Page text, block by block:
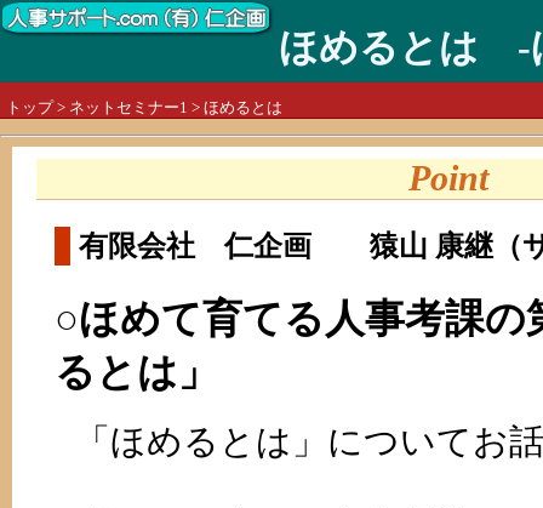
ほめるとは -
トップ> ネットセミナー1 > ほめるとは
Point
有限会社 仁企画 猿山 康継（
○ほめて育てる人事考課
るとは」
「ほめるとは」についてお